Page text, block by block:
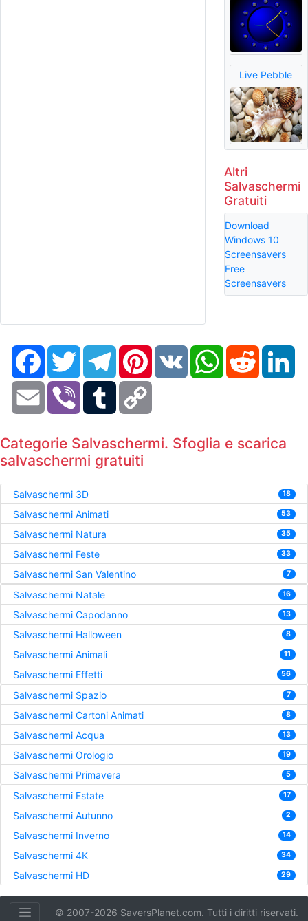
Live Pebble
Altri
Salvaschermi
Gratuiti
Download
Windows 10
Screensavers
Free
Screensavers
FacebookTwitter TelegramPinterestVK WhatsAppReddit
Email Viber Tumblr
Categorie Salvaschermi. Sfoglia e scarica
salvaschermi gratuiti
Salvaschermi 3D 18
Salvaschermi Animati 53
Salvaschermi Natura 35
Salvaschermi Feste 33
Salvaschermi San Valentino 7
Salvaschermi Natale 16
Salvaschermi Capodanno 13
Salvaschermi Halloween 8
Salvaschermi Animali 11
Salvaschermi Effetti 56
Salvaschermi Spazio 7
Salvaschermi Cartoni Animati 8
Salvaschermi Acqua 13
Salvaschermi Orologio 19
Salvaschermi Primavera 5
Salvaschermi Estate 17
Salvaschermi Autunno 2
Salvaschermi Inverno 14
Salvaschermi 4K 34
Salvaschermi HD 29
© 2007-2026 SaversPlanet.com. Tutti i diritti riservati.